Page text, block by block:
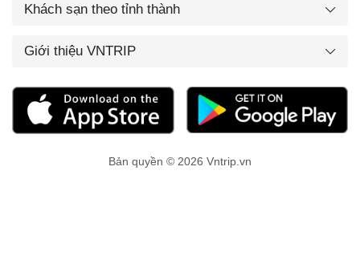
Khách sạn theo tỉnh thành
Giới thiệu VNTRIP
Bản quyền © 2026 Vntrip.vn